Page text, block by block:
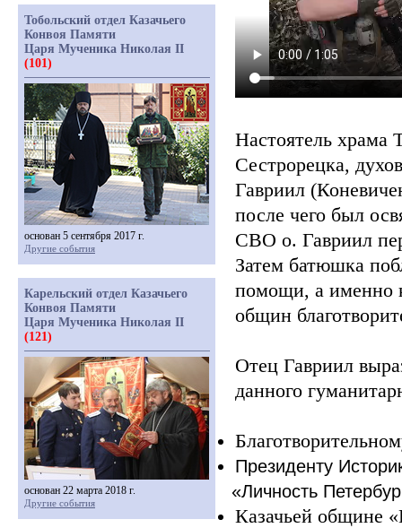
Настоятель храма
Сестрорецка,
Гавриил
после чего был
СВО о. Гавриил
Затем батюшка
помощи, а именно
общин
Отец Гавриил
данного
Президенту
«Личность
Казачьей общине
Тобольский отдел Казачьего
Конвоя Памяти
Царя Мученика Николая II
(101)
основан 5 сентября 2017 г.
Другие события
Карельский отдел Казачьего
Конвоя Памяти
Царя Мученика Николая II
(121)
основан 22 марта 2018 г.
Другие события